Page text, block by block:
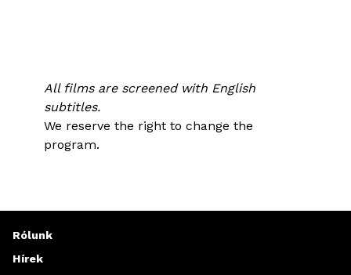
All films are screened with English
subtitles.
We reserve the right to change the
program.
Rólunk
Hírek